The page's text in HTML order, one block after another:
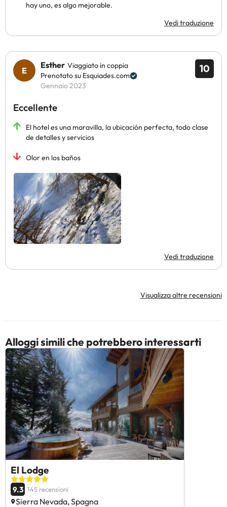
hay uno, es algo mejorable.
Vedi traduzione
10
Esther Viaggiato in coppia
Prenotato su Esquiades.com
Gennaio 2023
Eccellente
El hotel es una maravilla, la ubicación perfecta, todo clase
de detalles y servicios
Olor en los baños
Vedi traduzione
Visualizza altre recensioni
Alloggi simili che potrebbero interessarti
El Lodge
9.3 145 recensioni
Sierra Nevada, Spagna